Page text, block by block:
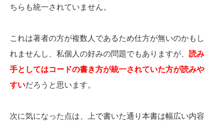
ちらも統一されていません。
これは著者の方が複数人であるため仕方が無いのかもし
れませんし、私個人の好みの問題でもありますが、 読み
手としてはコードの書き方が統一されていた方が読みや
すいだろうと思います。
次に気になった点は、上で書いた通り本書は幅広い内容